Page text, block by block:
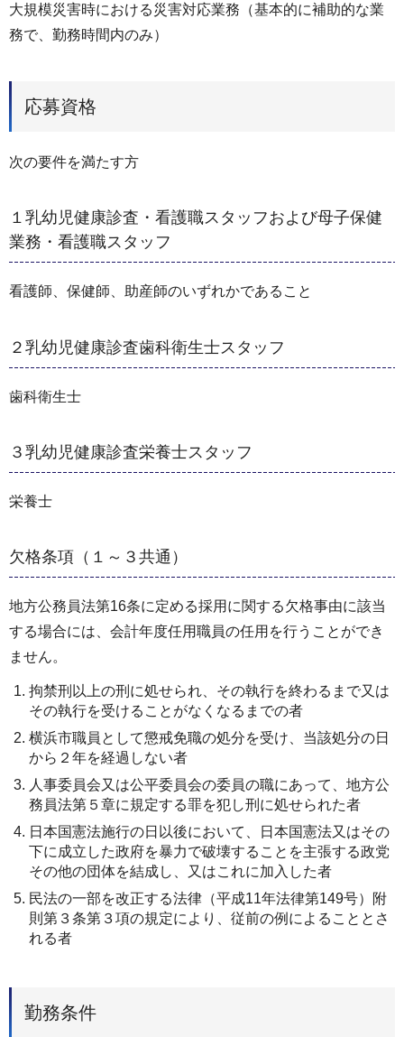
大規模災害時における災害対応業務（基本的に補助的な業
務で、勤務時間内のみ）
応募資格
次の要件を満たす方
１乳幼児健康診査・看護職スタッフおよび母子保健
業務・看護職スタッフ
看護師、保健師、助産師のいずれかであること
２乳幼児健康診査歯科衛生士スタッフ
歯科衛生士
３乳幼児健康診査栄養士スタッフ
栄養士
欠格条項（１～３共通）
地方公務員法第16条に定める採用に関する欠格事由に該当
する場合には、会計年度任用職員の任用を行うことができ
ません。
拘禁刑以上の刑に処せられ、その執行を終わるまで又は
その執行を受けることがなくなるまでの者
横浜市職員として懲戒免職の処分を受け、当該処分の日
から２年を経過しない者
人事委員会又は公平委員会の委員の職にあって、地方公
務員法第５章に規定する罪を犯し刑に処せられた者
日本国憲法施行の日以後において、日本国憲法又はその
下に成立した政府を暴力で破壊することを主張する政党
その他の団体を結成し、又はこれに加入した者
民法の一部を改正する法律（平成11年法律第149号）附
則第３条第３項の規定により、従前の例によることとさ
れる者
勤務条件